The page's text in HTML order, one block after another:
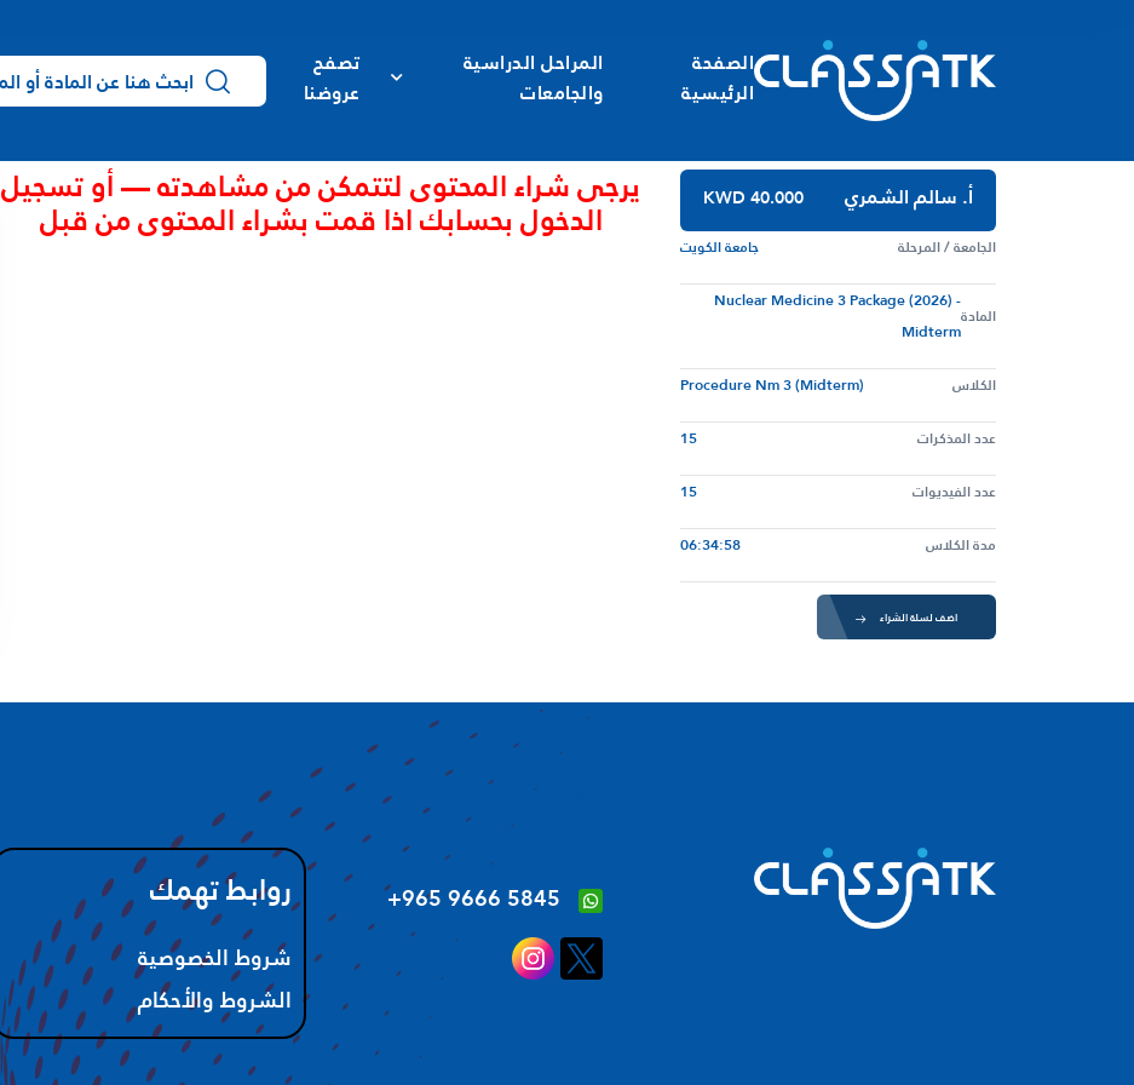
الصفحة
الرئيسية
المراحل الدراسية
والجامعات
تصفح
عروضنا
أ. سالم الشمري KWD 40.000
الجامعة / المرحلة جامعة الكويت
المادة
Nuclear Medicine 3 Package (2026) -
Midterm
الكلاس
Procedure Nm 3 (Midterm)
عدد المذكرات
15
عدد الفيديوات
15
مدة الكلاس
06:34:58
اضف لسلة الشراء
يرجى شراء المحتوى لتتمكن من مشاهدته — أو تسجيل
الدخول بحسابك اذا قمت بشراء المحتوى من قبل
‪+965 9666 5845‬ روابط تهمك
شروط الخصوصية
الشروط والأحكام